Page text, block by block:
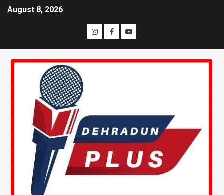
August 8, 2026